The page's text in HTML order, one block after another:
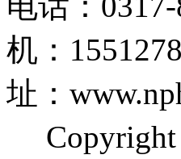
机：
址：
Copyright